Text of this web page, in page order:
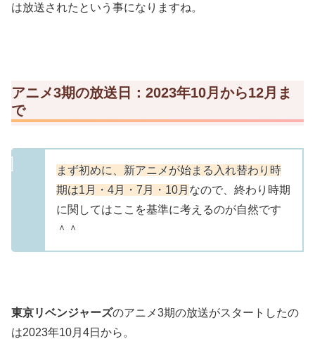
は放送されたという事になりますね。
アニメ3期の放送日：2023年10月から12月ま
で
まず初めに、新アニメが始まる入れ替わり時
期は1月・4月・7月・10月 なので、終わり時期
に関してはここを基準に考えるのが自然です
＾＾
東京リベンジャーズのアニメ3期の放送がスタートしたの
は2023年10月4日から。